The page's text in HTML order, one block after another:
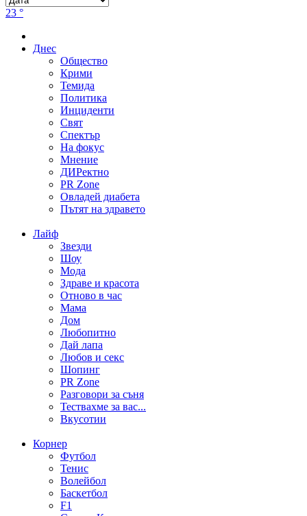
23 °
Днес
Общество
Крими
Темида
Политика
Инциденти
Свят
Спектър
На фокус
Мнение
ДИРектно
PR Zone
Овладей диабета
Пътят на здравето
Лайф
Звезди
Шоу
Мода
Здраве и красота
Отново в час
Мама
Дом
Любопитно
Дай лапа
Любов и секс
Шопинг
PR Zone
Разговори за съня
Тествахме за вас...
Вкусотии
Корнер
Футбол
Тенис
Волейбол
Баскетбол
F1